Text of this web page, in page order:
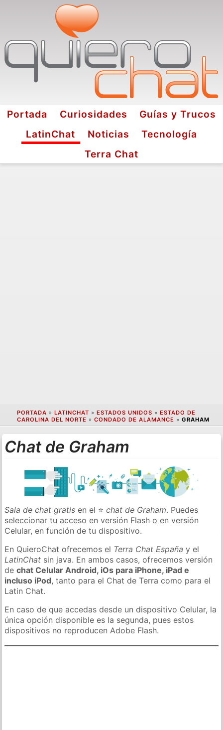
Portada Curiosidades
Guías y Trucos
LatinChat
Noticias
Tecnología
Terra Chat
PORTADA » LATINCHAT » ESTADOS UNIDOS » ESTADO DE
CAROLINA DEL NORTE » CONDADO DE ALAMANCE » GRAHAM
Chat de Graham
Sala de chat gratis en el ⭐chat de Graham. Puedes
seleccionar tu acceso en versión Flash o en versión
Celular, en función de tu dispositivo.
En QuieroChat ofrecemos el Terra Chat España y el
LatinChat sin java. En ambos casos, ofrecemos versión
dechat Celular Android, iOs para iPhone, iPad e
incluso iPod, tanto para el Chat de Terra como para el
Latin Chat.
En caso de que accedas desde un dispositivo Celular, la
única opción disponible es la segunda, pues estos
dispositivos no reproducen Adobe Flash.